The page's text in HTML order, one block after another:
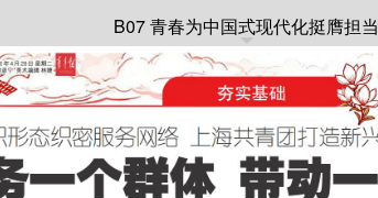
B07 青春为中国式现代化挺膺担当